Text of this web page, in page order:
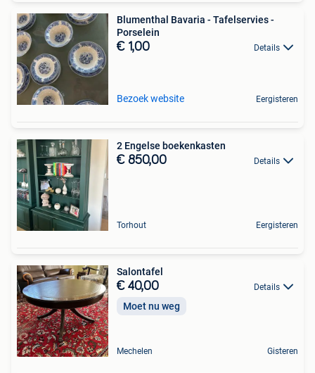
Blumenthal Bavaria - Tafelservies -
Porselein
€ 1,00 Details
Bezoek website Eergisteren
2 Engelse boekenkasten
€ 850,00 Details
Torhout Eergisteren
Salontafel
€ 40,00 Details
Moet nu weg
Mechelen Gisteren